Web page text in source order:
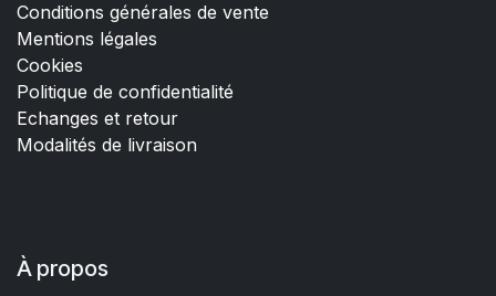
Conditions générales de vente
Mentions légales
Cookies
Politique de confidentialité
Echanges et retour
Modalités de livraison
À propos